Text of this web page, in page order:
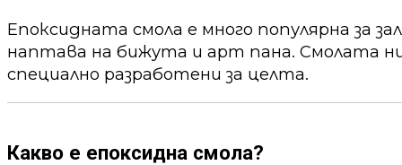
Епоксидната смола е много популярна за
наптава на бижута и арт пана. Смолата
специално разработени за целта.
Какво е епоксидна смола?